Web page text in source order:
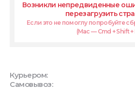
Возникли непредвиденные
перезагрузить
Если это не помоглу попробуйте
(Mac — Cmd + Shift +
Курьером:
Самовывоз: